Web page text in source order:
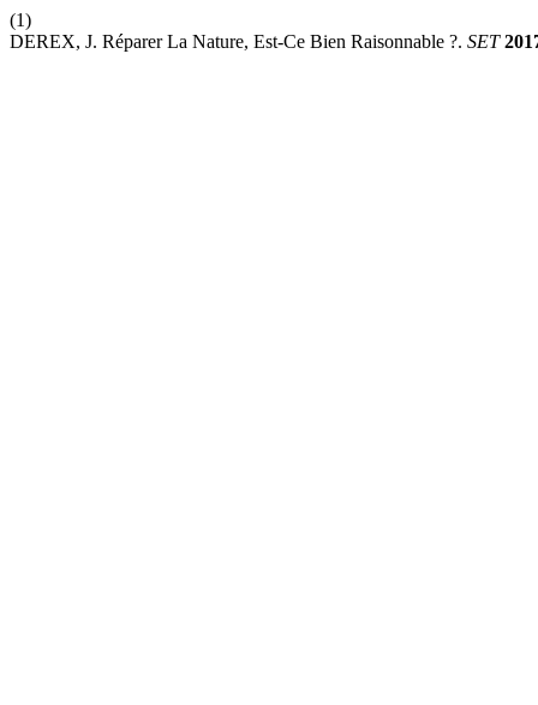
(1)
DEREX, J. Réparer La Nature, Est-Ce Bien Raisonnable ?. SET